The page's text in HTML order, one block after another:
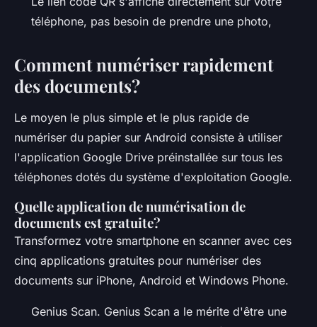
téléphone, pas besoin de prendre une photo,
Comment numériser rapidement
des documents?
Le moyen le plus simple et le plus rapide de
numériser du papier sur Android consiste à utiliser
l'application Google Drive préinstallée sur tous les
téléphones dotés du système d'exploitation Google.
Quelle application de numérisation de
documents est gratuite?
Transformez votre smartphone en scanner avec ces
cinq applications gratuites pour numériser des
documents sur iPhone, Android et Windows Phone.
Genius Scan. Genius Scan a le mérite d'être une